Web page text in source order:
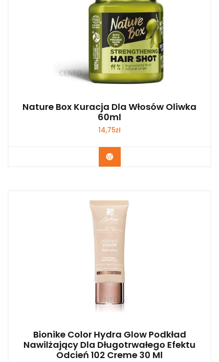
Nature Box Kuracja Dla Włosów Oliwka
60ml
14,75zł
Zobacz
Bionike Color Hydra Glow Podkład
Nawilżający Dla Długotrwałego Efektu
Odcień 102 Creme 30 Ml